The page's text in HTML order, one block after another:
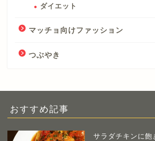
ダイエット
マッチョ向けファッション
つぶやき
おすすめ記事
サラダチキンに飽